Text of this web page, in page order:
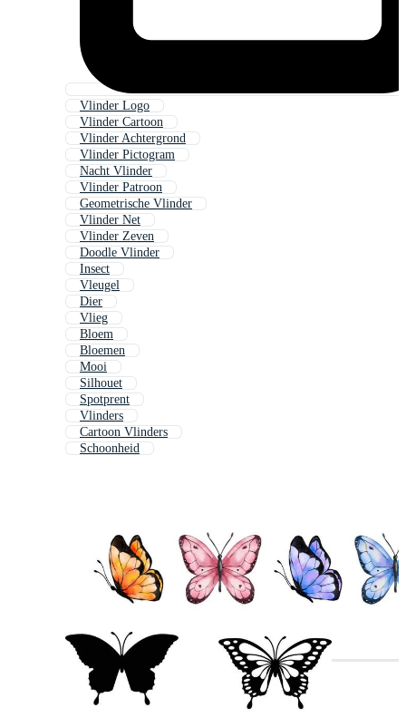
Vlinder Logo
Vlinder Cartoon
Vlinder Achtergrond
Vlinder Pictogram
Nacht Vlinder
Vlinder Patroon
Geometrische Vlinder
Vlinder Net
Vlinder Zeven
Doodle Vlinder
Insect
Vleugel
Dier
Vlieg
Bloem
Bloemen
Mooi
Silhouet
Spotprent
Vlinders
Cartoon Vlinders
Schoonheid